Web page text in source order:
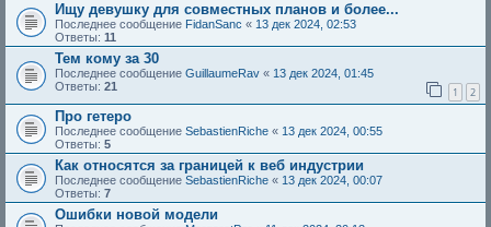
Ищу девушку для совместных планов и более...
Последнее сообщение FidanSanc « 13 дек 2024, 02:53
Ответы: 11
Тем кому за 30
Последнее сообщение GuillaumeRav « 13 дек 2024, 01:45
Ответы: 21 1 2
Про гетеро
Последнее сообщение SebastienRiche « 13 дек 2024, 00:55
Ответы: 5
Как относятся за границей к веб индустрии
Последнее сообщение SebastienRiche « 13 дек 2024, 00:07
Ответы: 7
Ошибки новой модели